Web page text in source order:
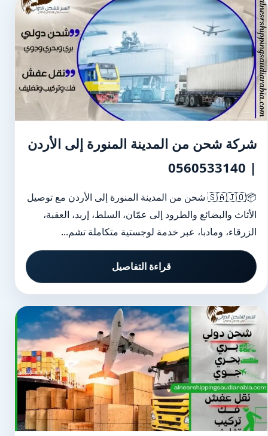
شركة شحن من المدينة المنورة إلى الأردن
| 0560533140
📦🇸🇦🇯🇴 شحن من المدينة المنورة إلى الأردن مع توصيل
الأثاث والبضائع والطرود إلى عمّان، السلط، إربد، العقبة،
الزرقاء، ومادبا، عبر خدمة لوجستية متكاملة تشم...
قراءة التفاصيل